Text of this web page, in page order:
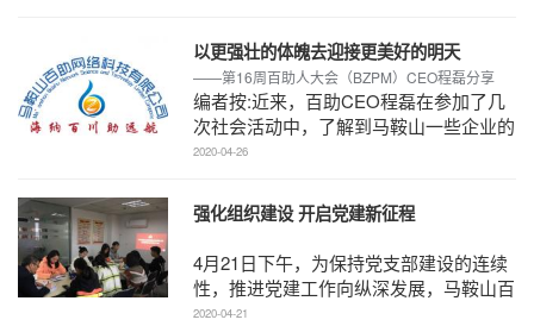
以更强壮的体魄去迎接更美好的明天
——第16周百助人大会（BZPM）CEO程磊分享
编者按:近来，百助CEO程磊在参加了几
次社会活动中，了解到马鞍山一些企业的
生产现状和经济形势。本周百助人大会
2020-04-26
强化组织建设 开启党建新征程
4月21日下午，为保持党支部建设的连续
性，推进党建工作向纵深发展，马鞍山百
助网络科技有限公司党支部召开全体党员
2020-04-21